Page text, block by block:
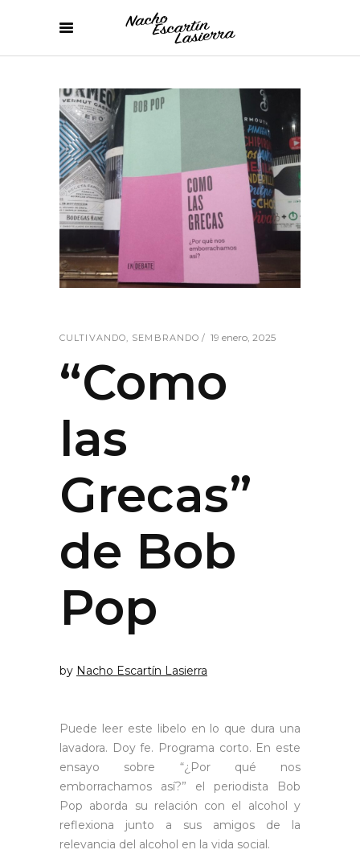
CULTIVANDO, SEMBRANDO 19 enero, 2025
“Como
las
Grecas”
de Bob
Pop
by Nacho Escartín Lasierra
Puede leer este libelo en lo que dura una
lavadora. Doy fe. Programa corto. En este
ensayo sobre “¿Por qué nos
emborrachamos así?” el periodista Bob
Pop aborda su relación con el alcohol y
reflexiona junto a sus amigos de la
relevancia del alcohol en la vida social.